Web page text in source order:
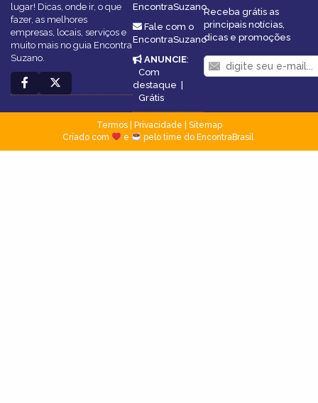
lugar! Dicas, onde ir, o que
fazer, as melhores
empresas, locais, serviços e
muito mais no guia Encontra
Suzano.
EncontraSuzano
Fale com o
EncontraSuzano
ANUNCIE:
Com
destaque |
Grátis
Receba grátis as
principais notícias,
dicas e promoções
Termos| Privacidade
Sitemap
Criado com
e pelo time do EncontraBrasil